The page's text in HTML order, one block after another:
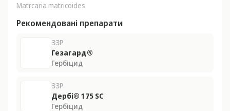
Matrcaria matricoides
Рекомендовані препарати
ЗЗР
Гезагард®
Гербіцид
ЗЗР
Дербі® 175 SС
Гербіцид